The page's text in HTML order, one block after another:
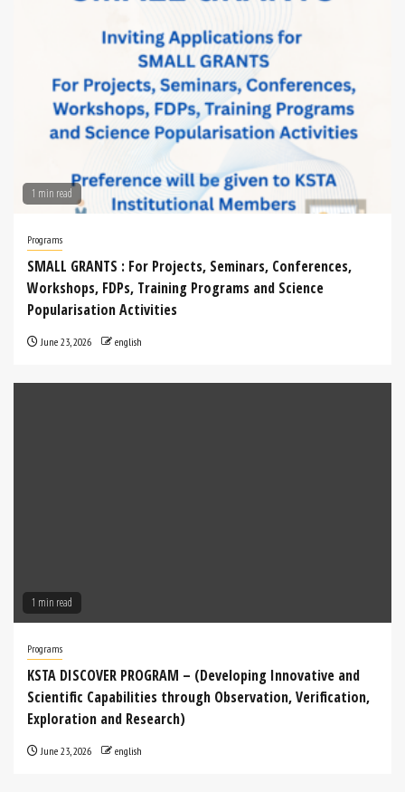
ಮತ್ತು ಸಂಸ್ಕೃತಿಯ ಸಂಗಮವಾದ ಅಪರೂಪದ
ವ್ಯಕ್ತಿತ್ವ )[...]
1 min read
Programs
SMALL GRANTS : For Projects, Seminars, Conferences,
Workshops, FDPs, Training Programs and Science
Popularisation Activities
June 23, 2026 english
1 min read
Programs
KSTA DISCOVER PROGRAM – (Developing Innovative and
Scientific Capabilities through Observation, Verification,
Exploration and Research)
June 23, 2026 english